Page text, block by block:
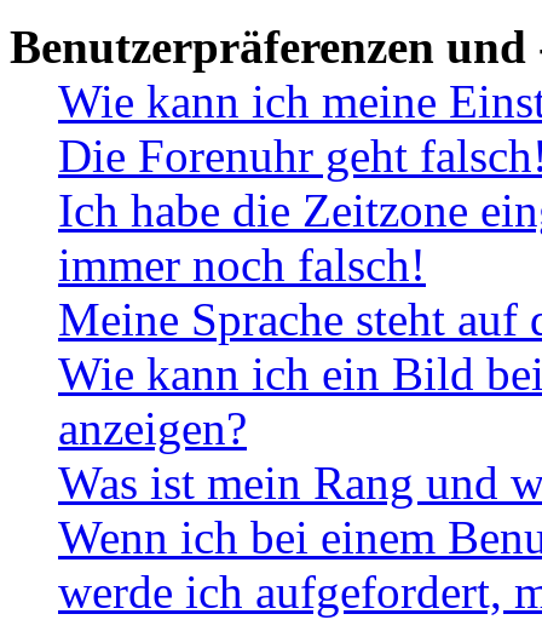
Benutzerpräferenzen und
Wie kann ich meine
Die Forenuhr geht
Ich habe die Zeitzone
immer noch falsch!
Meine Sprache steht
Wie kann ich ein Bild
anzeigen?
Was ist mein Rang und
Wenn ich bei einem
werde ich aufgefordert,